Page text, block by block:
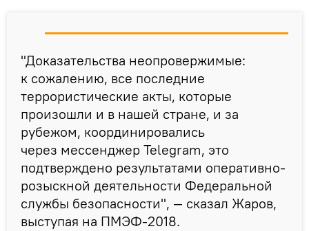
"Доказательства неопровержимые:
к сожалению, все последние
террористические акты, которые
произошли и в нашей стране, и за
рубежом, координировались
через мессенджер Telegram, это
подтверждено результатами оперативно-
розыскной деятельности Федеральной
службы безопасности", — сказал Жаров,
выступая на ПМЭФ-2018.